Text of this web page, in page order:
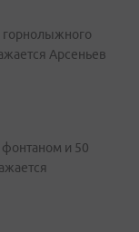
горнолыжного
Арсеньев
и 50